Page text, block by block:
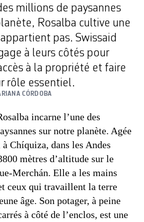
millions de paysannes
Rosalba cultive une
pas. Swissaid
à leurs côtés pour
à la propriété et faire
rôle essentiel.
CÓRDOBA
incarne l’une des
sur notre planète. Agée
Chíquiza, dans les Andes
mètres d’altitude sur le
Merchán. Elle a les mains
ceux qui travaillent la terre
âge. Son potager, à peine
à côté de l’enclos, est une